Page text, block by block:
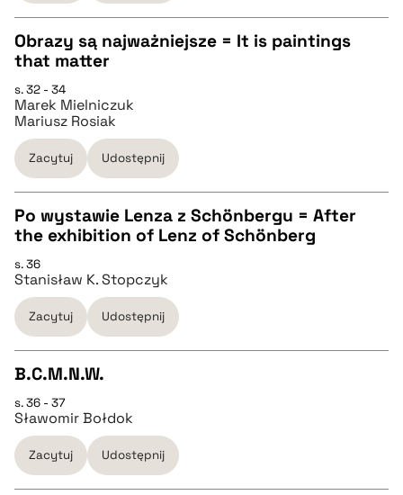
BIBTEX
pobierz cytat
pobierz cytat
BIBTEX
pobierz cytat
Obrazy są najważniejsze = It is paintings
that matter
s. 32 - 34
Marek Mielniczuk
Mariusz Rosiak
Zacytuj Udostępnij
pobierz cytat
BIBTEX
pobierz cytat
Po wystawie Lenza z Schönbergu = After
the exhibition of Lenz of Schönberg
s. 36
Stanisław K. Stopczyk
Zacytuj Udostępnij
CZYSTY TEKST
pobierz cytat
B.C.M.N.W.
s. 36 - 37
Sławomir Bołdok
Zacytuj Udostępnij